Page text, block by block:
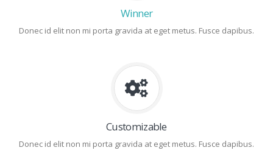
Winner
Donec id elit non mi porta gravida at eget metus. Fusce dapibus.
Customizable
Donec id elit non mi porta gravida at eget metus. Fusce dapibus.